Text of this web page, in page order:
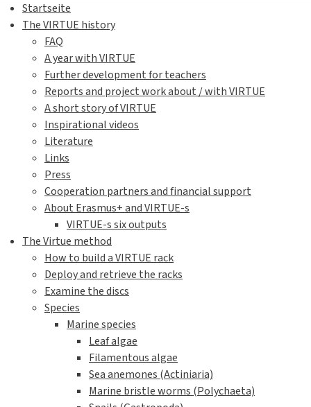
Startseite
The VIRTUE history
FAQ
A year with VIRTUE
Further development for teachers
Reports and project work about / with VIRTUE
A short story of VIRTUE
Inspirational videos
Literature
Links
Press
Cooperation partners and financial support
About Erasmus+ and VIRTUE-s
VIRTUE-s six outputs
The Virtue method
How to build a VIRTUE rack
Deploy and retrieve the racks
Examine the discs
Species
Marine species
Leaf algae
Filamentous algae
Sea anemones (Actiniaria)
Marine bristle worms (Polychaeta)